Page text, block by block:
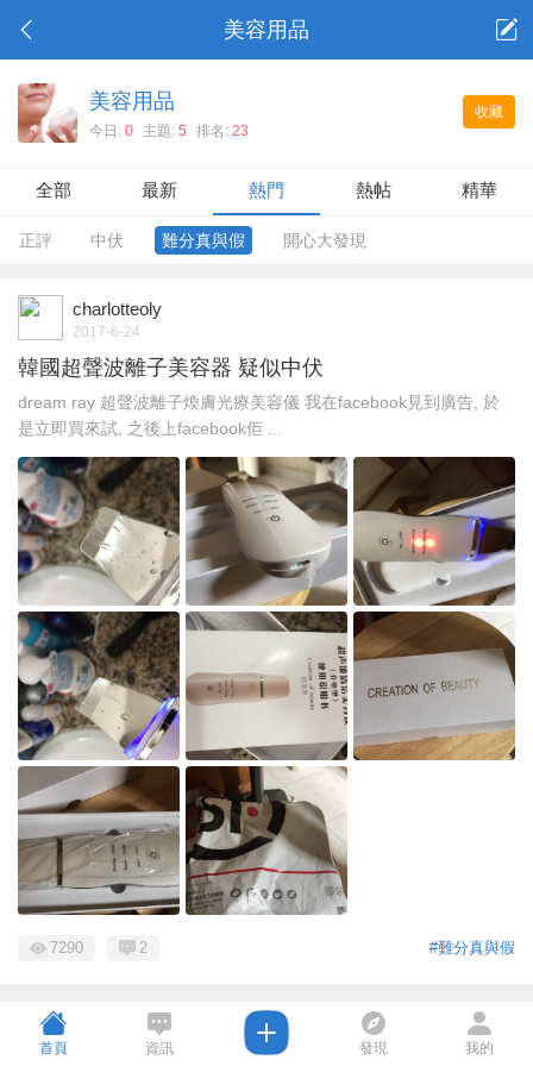
美容用品
收藏
美容用品
今日: 0 主題: 5 排名: 23
全部 最新 熱門 熱帖 精華
正評 中伏 難分真與假 開心大發現
charlotteoly
2017-6-24
韓國超聲波離子美容器 疑似中伏
dream ray 超聲波離子煥膚光療美容儀 我在facebook見到廣告, 於
是立即買來試, 之後上facebook佢 ...
#難分真與假
7290 2
首頁 資訊 發現 我的